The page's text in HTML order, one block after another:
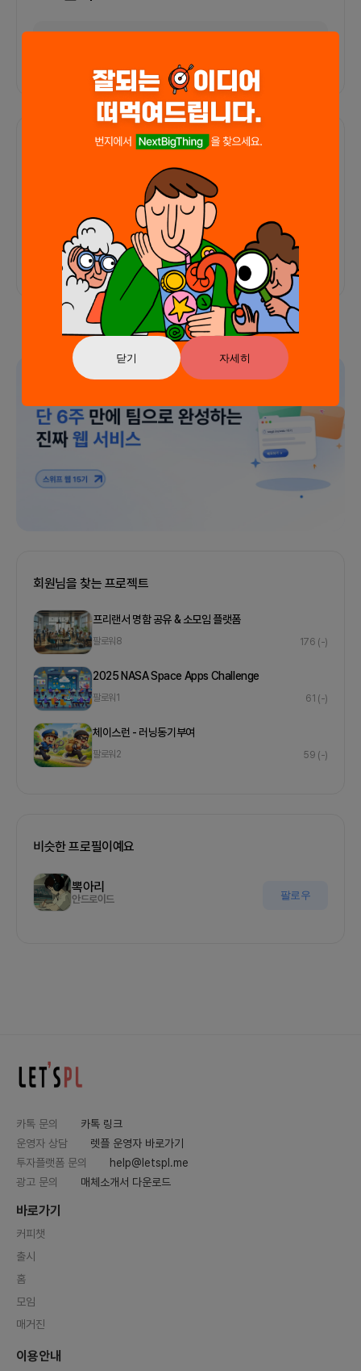
닫기 자세히
함께한 사람들이 남긴 말
프로젝트 0 프로챗
아직 후기가 도착하지 않았습니다
회원님을 찾는 프로젝트
프리랜서 명함 공유 & 소모임 플랫폼
팔로워 8 176 (-)
2025 NASA Space Apps Challenge
팔로워 1 61 (-)
체이스런 - 러닝동기부여
팔로워 2 59 (-)
비슷한 프로필이예요
뽁아리
안드로이드 팔로우
카톡 문의
카톡 링크
운영자 상담
렛플 운영자 바로가기
투자플랫폼 문의
help@letspl.me
광고 문의
매체소개서 다운로드
바로가기
커피챗
출시
홈
모임
매거진
이용안내